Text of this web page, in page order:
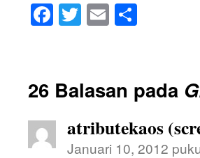
Facebook
Twitter
Email
26 Balasan pada
atributekaos
Januari 10, 2012